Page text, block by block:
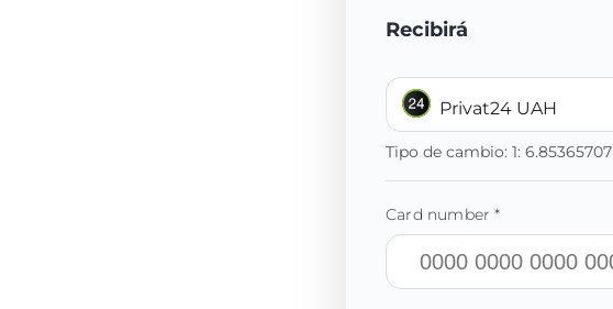
Recibirá
Privat24 UAH
Tipo de cambio: 1: 6.85365707
Card number *